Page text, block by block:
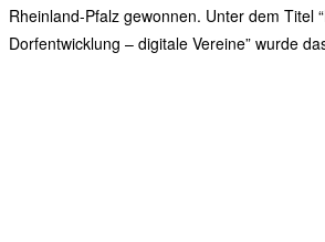
Rheinland-Pfalz gewonnen. Unter dem Titel
Dorfentwicklung – digitale Vereine” wurde